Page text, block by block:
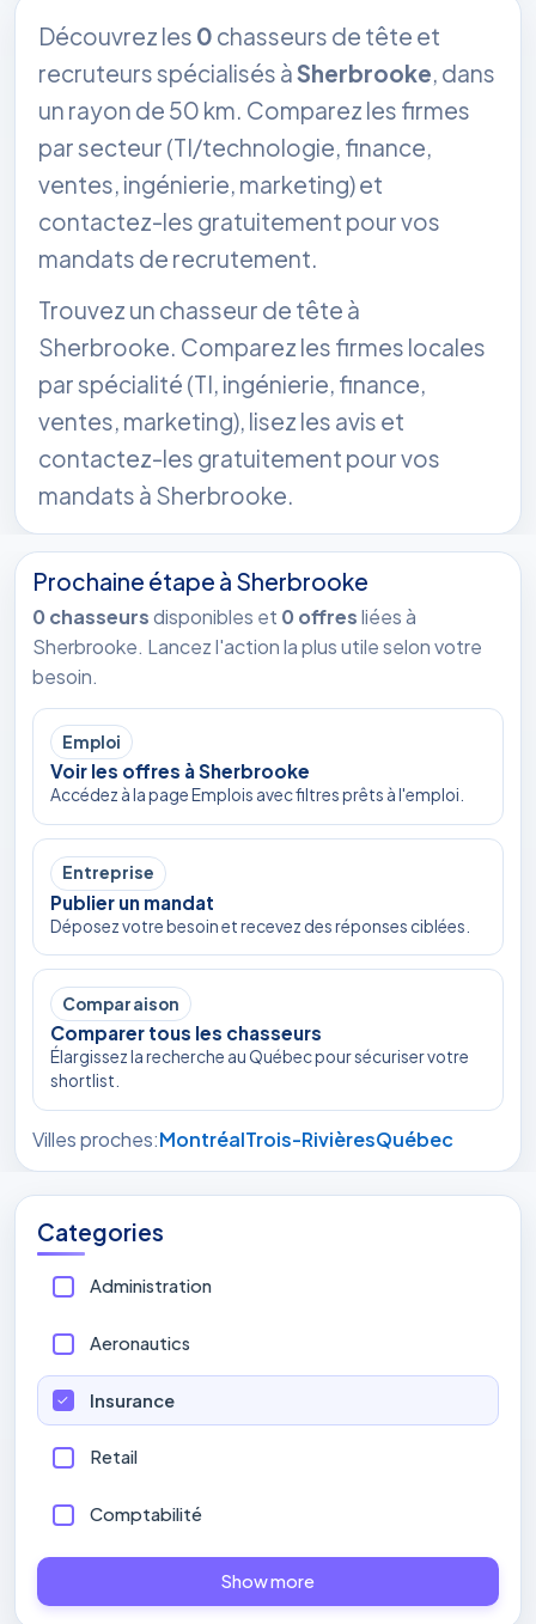
Découvrez les 0 chasseurs de tête et
recruteurs spécialisés àSherbrooke, dans
un rayon de 50 km. Comparez les firmes
par secteur (TI/technologie, finance,
ventes, ingénierie, marketing) et
contactez-les gratuitement pour vos
mandats de recrutement.
Trouvez un chasseur de tête à
Sherbrooke. Comparez les firmes locales
par spécialité (TI, ingénierie, finance,
ventes, marketing), lisez les avis et
contactez-les gratuitement pour vos
mandats à Sherbrooke.
Prochaine étape à Sherbrooke
0 chasseursdisponibles et 0 offresliées à
Sherbrooke. Lancez l'action la plus utile selon votre
besoin.
Emploi
Voir les offres à Sherbrooke
Accédez à la page Emplois avec filtres prêts à l'emploi.
Entreprise
Publier un mandat
Déposez votre besoin et recevez des réponses ciblées.
Comparaison
Comparer tous les chasseurs
Élargissez la recherche au Québec pour sécuriser votre
shortlist.
Villes proches:MontréalTrois-RivièresQuébec
Categories
Administration
Aeronautics
Insurance
Retail
Comptabilité
Show more